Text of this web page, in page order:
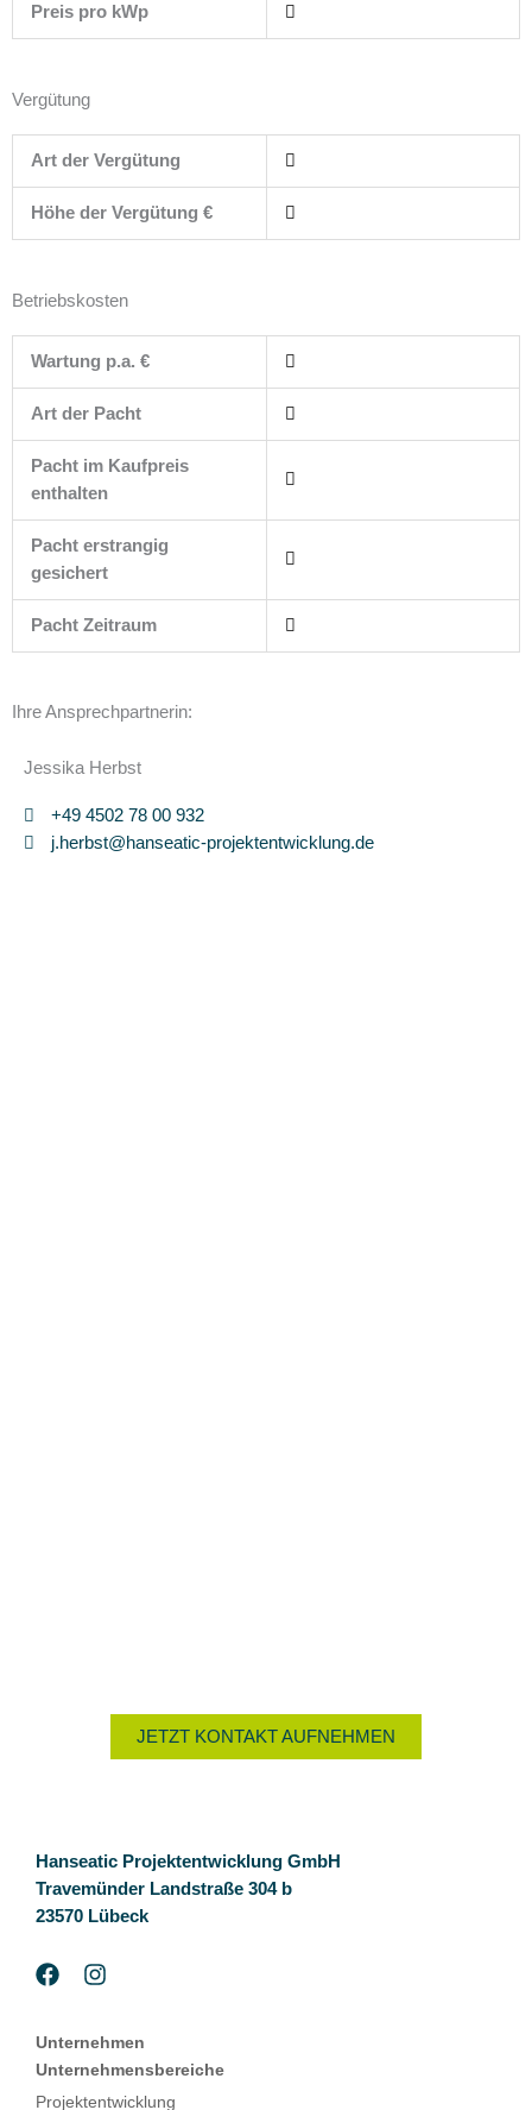
Preis pro kWp
Vergütung
Art der Vergütung
Höhe der Vergütung €
Betriebskosten
Wartung p.a. €
Art der Pacht
Pacht im Kaufpreis
enthalten
Pacht erstrangig
gesichert
Pacht Zeitraum
Ihre Ansprechpartnerin:
Jessika Herbst
+49 4502 78 00 932
j.herbst@hanseatic-projektentwicklung.de
JETZT KONTAKT AUFNEHMEN
Hanseatic Projektentwicklung GmbH
Travemünder Landstraße 304 b
23570 Lübeck
Unternehmen
Unternehmensbereiche
Projektentwicklung